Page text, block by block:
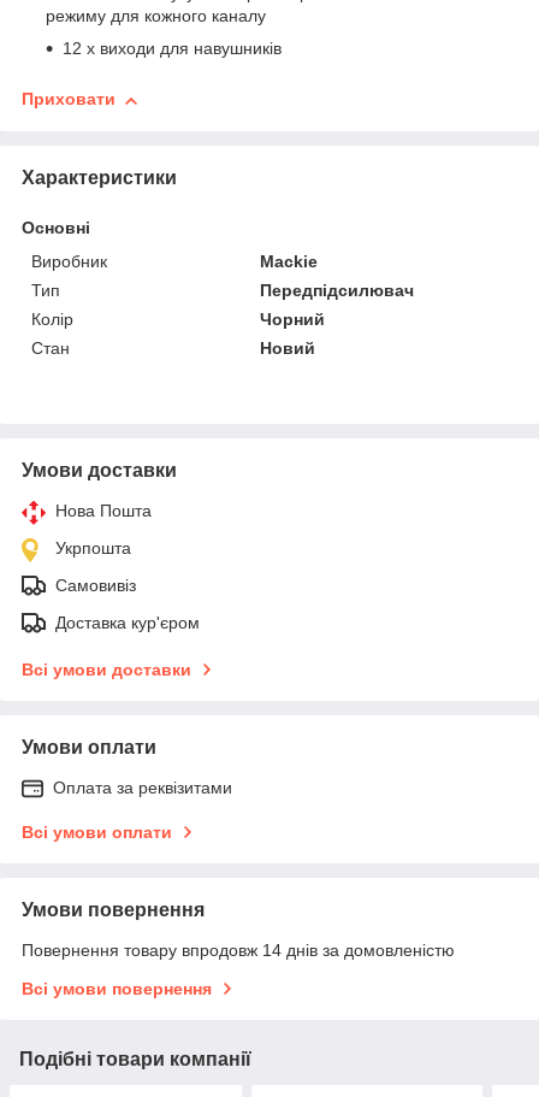
режиму для кожного каналу
12 x виходи для навушників
Приховати
Характеристики
Основні
Виробник
Mackie
Тип
Передпідсилювач
Колір
Чорний
Стан
Новий
Умови доставки
Нова Пошта
Укрпошта
Самовивіз
Доставка кур'єром
Всі умови доставки
Умови оплати
Оплата за реквізитами
Всі умови оплати
Умови повернення
Повернення товару впродовж 14 днів за домовленістю
Всі умови повернення
Подібні товари компанії